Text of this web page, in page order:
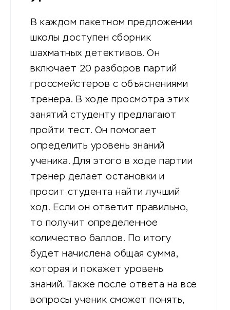
В каждом пакетном предложении
школы доступен сборник
шахматных детективов. Он
включает 20 разборов партий
гроссмейстеров с объяснениями
тренера. В ходе просмотра этих
занятий студенту предлагают
пройти тест. Он помогает
определить уровень знаний
ученика. Для этого в ходе партии
тренер делает остановки и
просит студента найти лучший
ход. Если он ответит правильно,
то получит определенное
количество баллов. По итогу
будет начислена общая сумма,
которая и покажет уровень
знаний. Также после ответа на все
вопросы ученик сможет понять,